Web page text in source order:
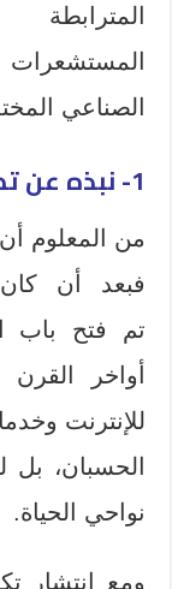
الصناعي
1- نبذه عن تطور الإنترنت
من المعلوم
فبعد أن
تم فتح باب
أواخر القرن
للإنترنت
الحسبان،
نواحي الحياة.
ومع انتشار